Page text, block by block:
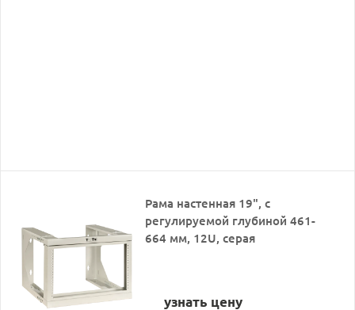
Рама настенная 19", с
регулируемой глубиной 461-
664 мм, 12U, серая
узнать цену